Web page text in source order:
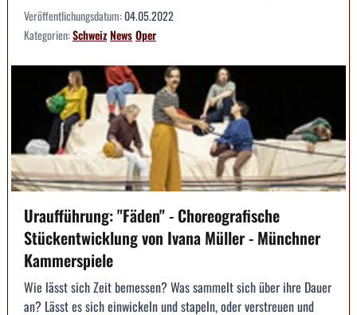
Veröffentlichungsdatum:04.05.2022
Kategorien:SchweizNewsOper
Uraufführung: "Fäden" - Choreografische
Stückentwicklung von Ivana Müller - Münchner
Kammerspiele
Wie lässt sich Zeit bemessen? Was sammelt sich über ihre Dauer
an? Lässt es sich einwickeln und stapeln, oder verstreuen und